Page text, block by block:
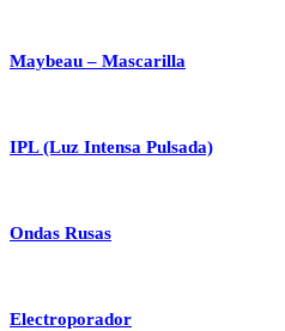
Maybeau – Mascarilla
IPL (Luz Intensa Pulsada)
Ondas Rusas
Electroporador